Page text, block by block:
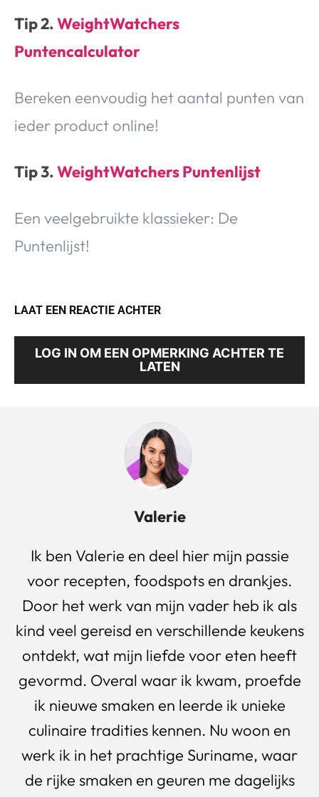
Tip 2.WeightWatchers
Puntencalculator
Bereken eenvoudig het aantal punten van
ieder product online!
Tip 3.WeightWatchers Puntenlijst
Een veelgebruikte klassieker: De
Puntenlijst!
LAAT EEN REACTIE ACHTER
LOG IN OM EEN OPMERKING ACHTER TE
LATEN
Valerie
Ik ben Valerie en deel hier mijn passie
voor recepten, foodspots en drankjes.
Door het werk van mijn vader heb ik als
kind veel gereisd en verschillende keukens
ontdekt, wat mijn liefde voor eten heeft
gevormd. Overal waar ik kwam, proefde
ik nieuwe smaken en leerde ik unieke
culinaire tradities kennen. Nu woon en
werk ik in het prachtige Suriname, waar
de rijke smaken en geuren me dagelijks